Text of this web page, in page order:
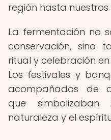
región hasta nuestros
La fermentación no
conservación, sino
ritual y celebración
Los festivales y
acompañados de
que
naturaleza y el